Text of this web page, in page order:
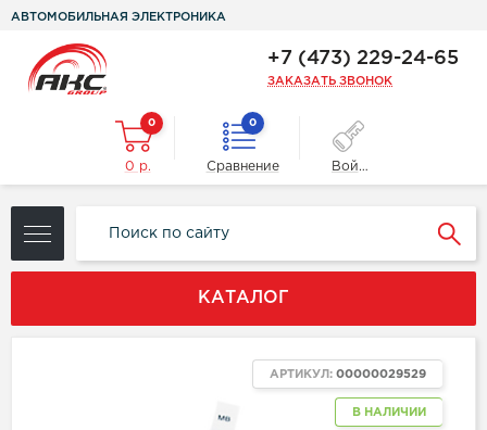
АВТОМОБИЛЬНАЯ ЭЛЕКТРОНИКА
+7 (473) 229-24-65
ЗАКАЗАТЬ ЗВОНОК
0
0 р.
0
Сравнение Войти
КАТАЛОГ
В НАЛИЧИИ
АРТИКУЛ: 00000029529